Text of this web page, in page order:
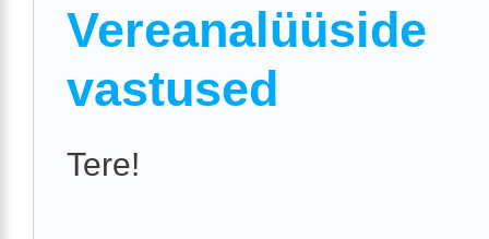
Vereanalüüside
vastused
Tere!